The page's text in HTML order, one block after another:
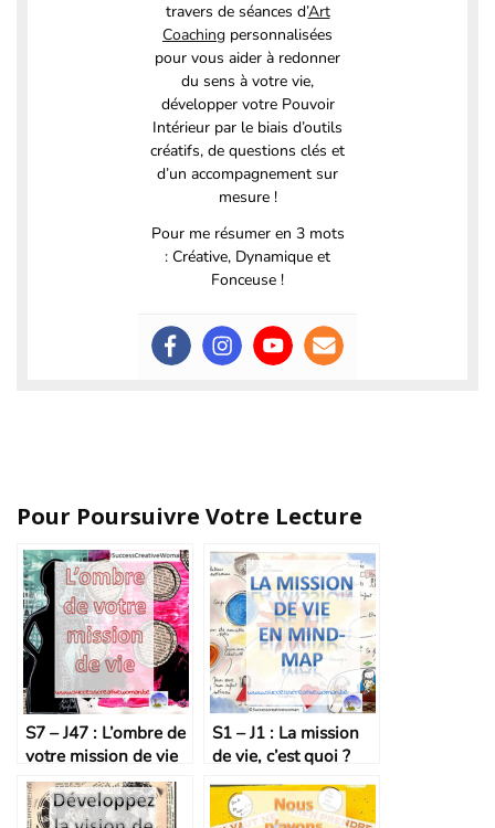
travers de séances d’Art
Coaching personnalisées
pour vous aider à redonner
du sens à votre vie,
développer votre Pouvoir
Intérieur par le biais d’outils
créatifs, de questions clés et
d’un accompagnement sur
mesure !
Pour me résumer en 3 mots
: Créative, Dynamique et
Fonceuse !
Pour Poursuivre Votre Lecture
S7 – J47 : L’ombre de
votre mission de vie
S1 – J1 : La mission
de vie, c’est quoi ?